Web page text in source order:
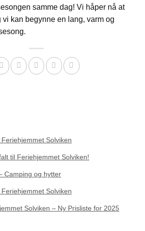
samme dag! Vi håper nå at
vi kan begynne en lang, varm og
Solviken
til Feriehjemmet Solviken!
Camping og hytter
Solviken
Solviken – Ny Prisliste for 2025